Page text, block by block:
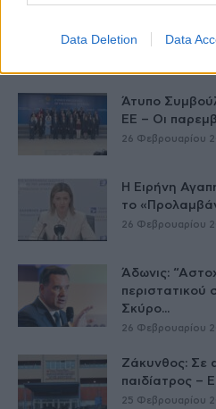
Data Deletion Data
Παρασκευή
νοσοκομείο
Άτυπο
ΕE – Οι
26 Φεβρουαρίου
Η Ειρήνη
το
26 Φεβρουαρίου
Άδωνις:
Σκύρο...
26 Φεβρουαρίου
Ζάκυνθος: Σε
παιδίατρος –
25 Φεβρουαρίου